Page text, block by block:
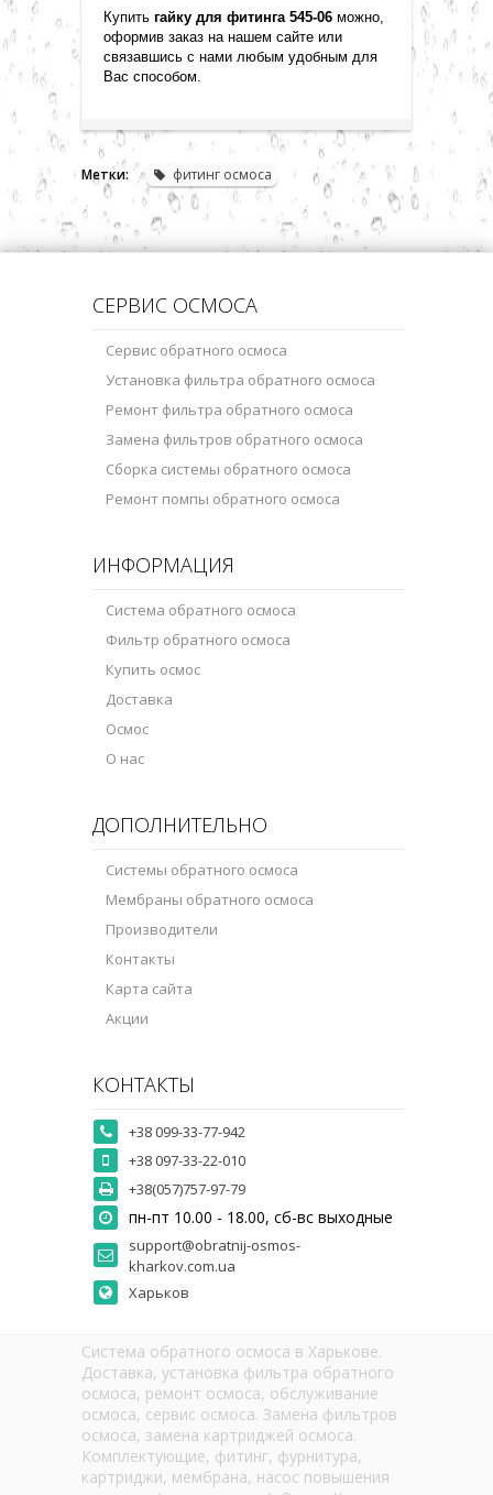
Купить гайку для фитинга 545-06 можно,
оформив заказ на нашем сайте или
связавшись с нами любым удобным для
Вас способом
Метки: фитинг осмоса
СЕРВИС ОСМОСА
Сервис обратного осмоса
Установка фильтра обратного осмоса
Ремонт фильтра обратного осмоса
Замена фильтров обратного осмоса
Сборка системы обратного осмоса
Ремонт помпы обратного осмоса
ИНФОРМАЦИЯ
Система обратного осмоса
Фильтр обратного осмоса
Купить осмос
Доставка
Осмос
О нас
ДОПОЛНИТЕЛЬНО
Системы обратного осмоса
Мембраны обратного осмоса
Производители
Контакты
Карта сайта
Акции
КОНТАКТЫ
+38 099-33-77-942
+38 097-33-22-010
+38(057)757-97-79
пн-пт 10.00 - 18.00, сб-вс выходные
support@obratnij-osmos-
kharkov.com.ua
Харьков
Система обратного осмоса в Харькове.
Доставка, установка фильтра обратного
осмоса, ремонт осмоса, обслуживание
осмоса, сервис осмоса. Замена фильтров
осмоса, замена картриджей осмоса.
Комплектующие, фитинг, фурнитура,
картриджи, мембрана, насос повышения